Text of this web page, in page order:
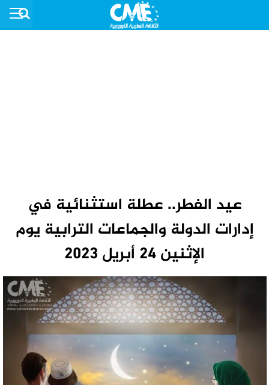
عيد الفطر.. عطلة استثنائية في
إدارات الدولة والجماعات ‏الترابية ‏يوم
الإثنين 24 أبريل 2023